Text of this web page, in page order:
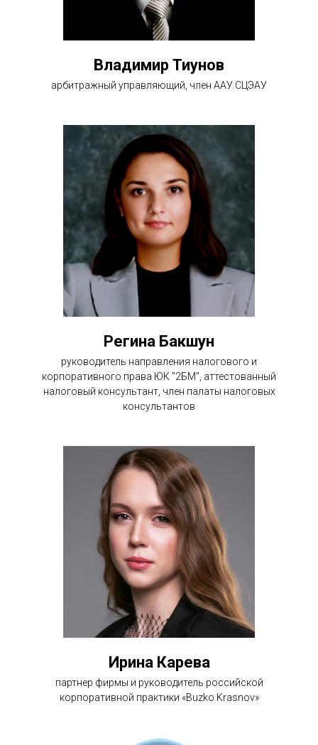
Владимир Тиунов
арбитражный управляющий, член ААУ СЦЭАУ
Регина Бакшун
руководитель направления налогового и
корпоративного права ЮК "2БМ", аттестованный
налоговый консультант, член палаты налоговых
консультантов
Ирина Карева
партнер фирмы и руководитель российской
корпоративной практики «Buzko Krasnov»